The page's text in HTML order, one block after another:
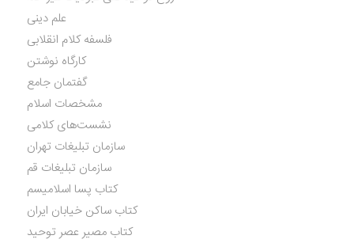
علم دینی
فلسفه کلام انقلابی
کارگاه نوشتن
گفتمان جامع
مشخصات اسلام
نشست‌های کلامی
سازمان تبلیغات تهران
سازمان تبلیغات قم
کتاب پسا اسلامیسم
کتاب ساکن خیابان ایران
کتاب مصیر عصر توحید